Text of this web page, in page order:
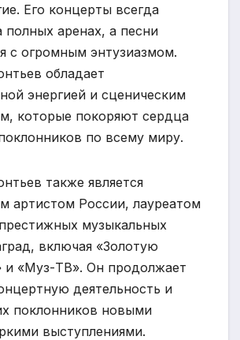
Его концерты всегда
полных аренах, а песни
с огромным энтузиазмом.
обладает
энергией и сценическим
которые покоряют сердца
по всему миру.
также является
артистом России, лауреатом
музыкальных
включая «Золотую
и «Муз-ТВ». Он продолжает
деятельность и
поклонников новыми
выступлениями.